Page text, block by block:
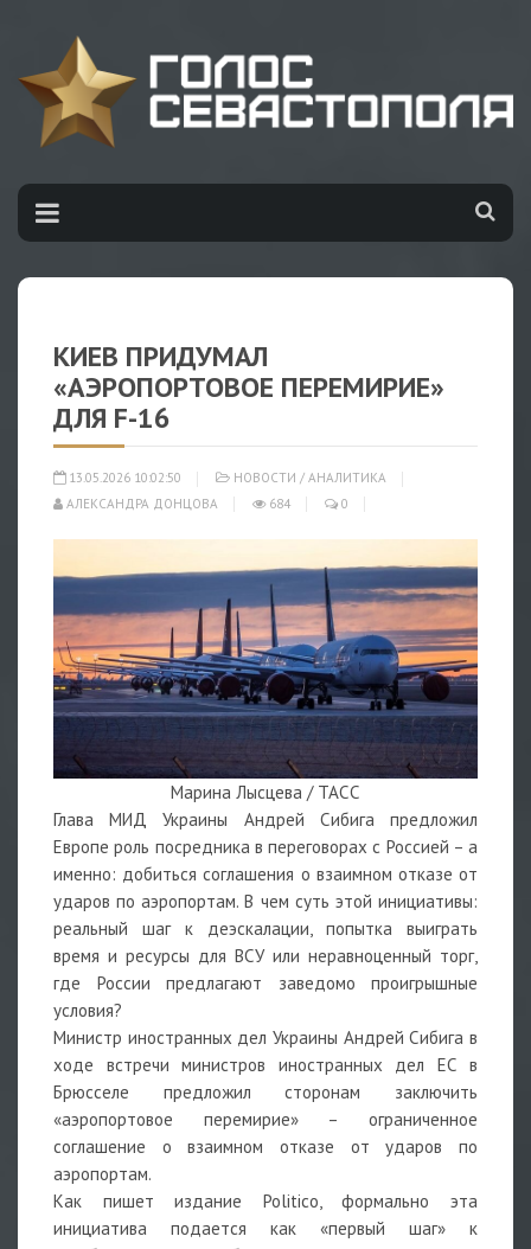
КИЕВ ПРИДУМАЛ
«АЭРОПОРТОВОЕ ПЕРЕМИРИЕ»
ДЛЯ F-16
13.05.2026 10:02:50 НОВОСТИ / АНАЛИТИКА
АЛЕКСАНДРА ДОНЦОВА
684 0
Марина Лысцева / ТАСС
Глава МИД Украины Андрей Сибига предложил
Европе роль посредника в переговорах с Россией – а
именно: добиться соглашения о взаимном отказе от
ударов по аэропортам. В чем суть этой инициативы:
реальный шаг к деэскалации, попытка выиграть
время и ресурсы для ВСУ или неравноценный торг,
где России предлагают заведомо проигрышные
условия?
Министр иностранных дел Украины Андрей Сибига в
ходе встречи министров иностранных дел ЕС в
Брюсселе предложил сторонам заключить
«аэропортовое перемирие» – ограниченное
соглашение о взаимном отказе от ударов по
аэропортам.
Как пишет издание Politico, формально эта
инициатива подается как «первый шаг» к